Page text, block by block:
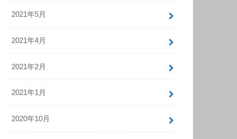
2021年5月
2021年4月
2021年2月
2021年1月
2020年10月